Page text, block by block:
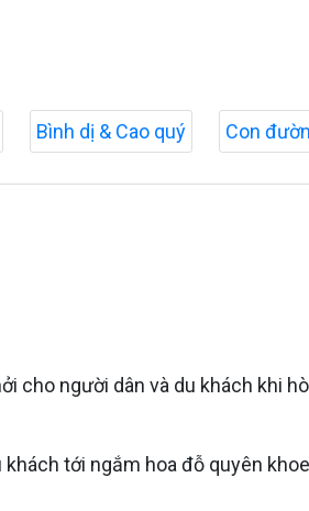
Bình dị & Cao quý Con
cho người dân và du khách khi